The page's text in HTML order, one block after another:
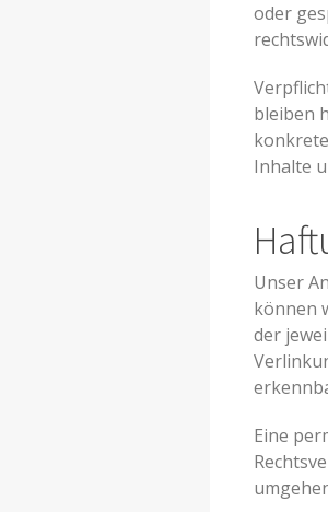
oder
bleiben
Inhalte
Unser
können
der
Eine